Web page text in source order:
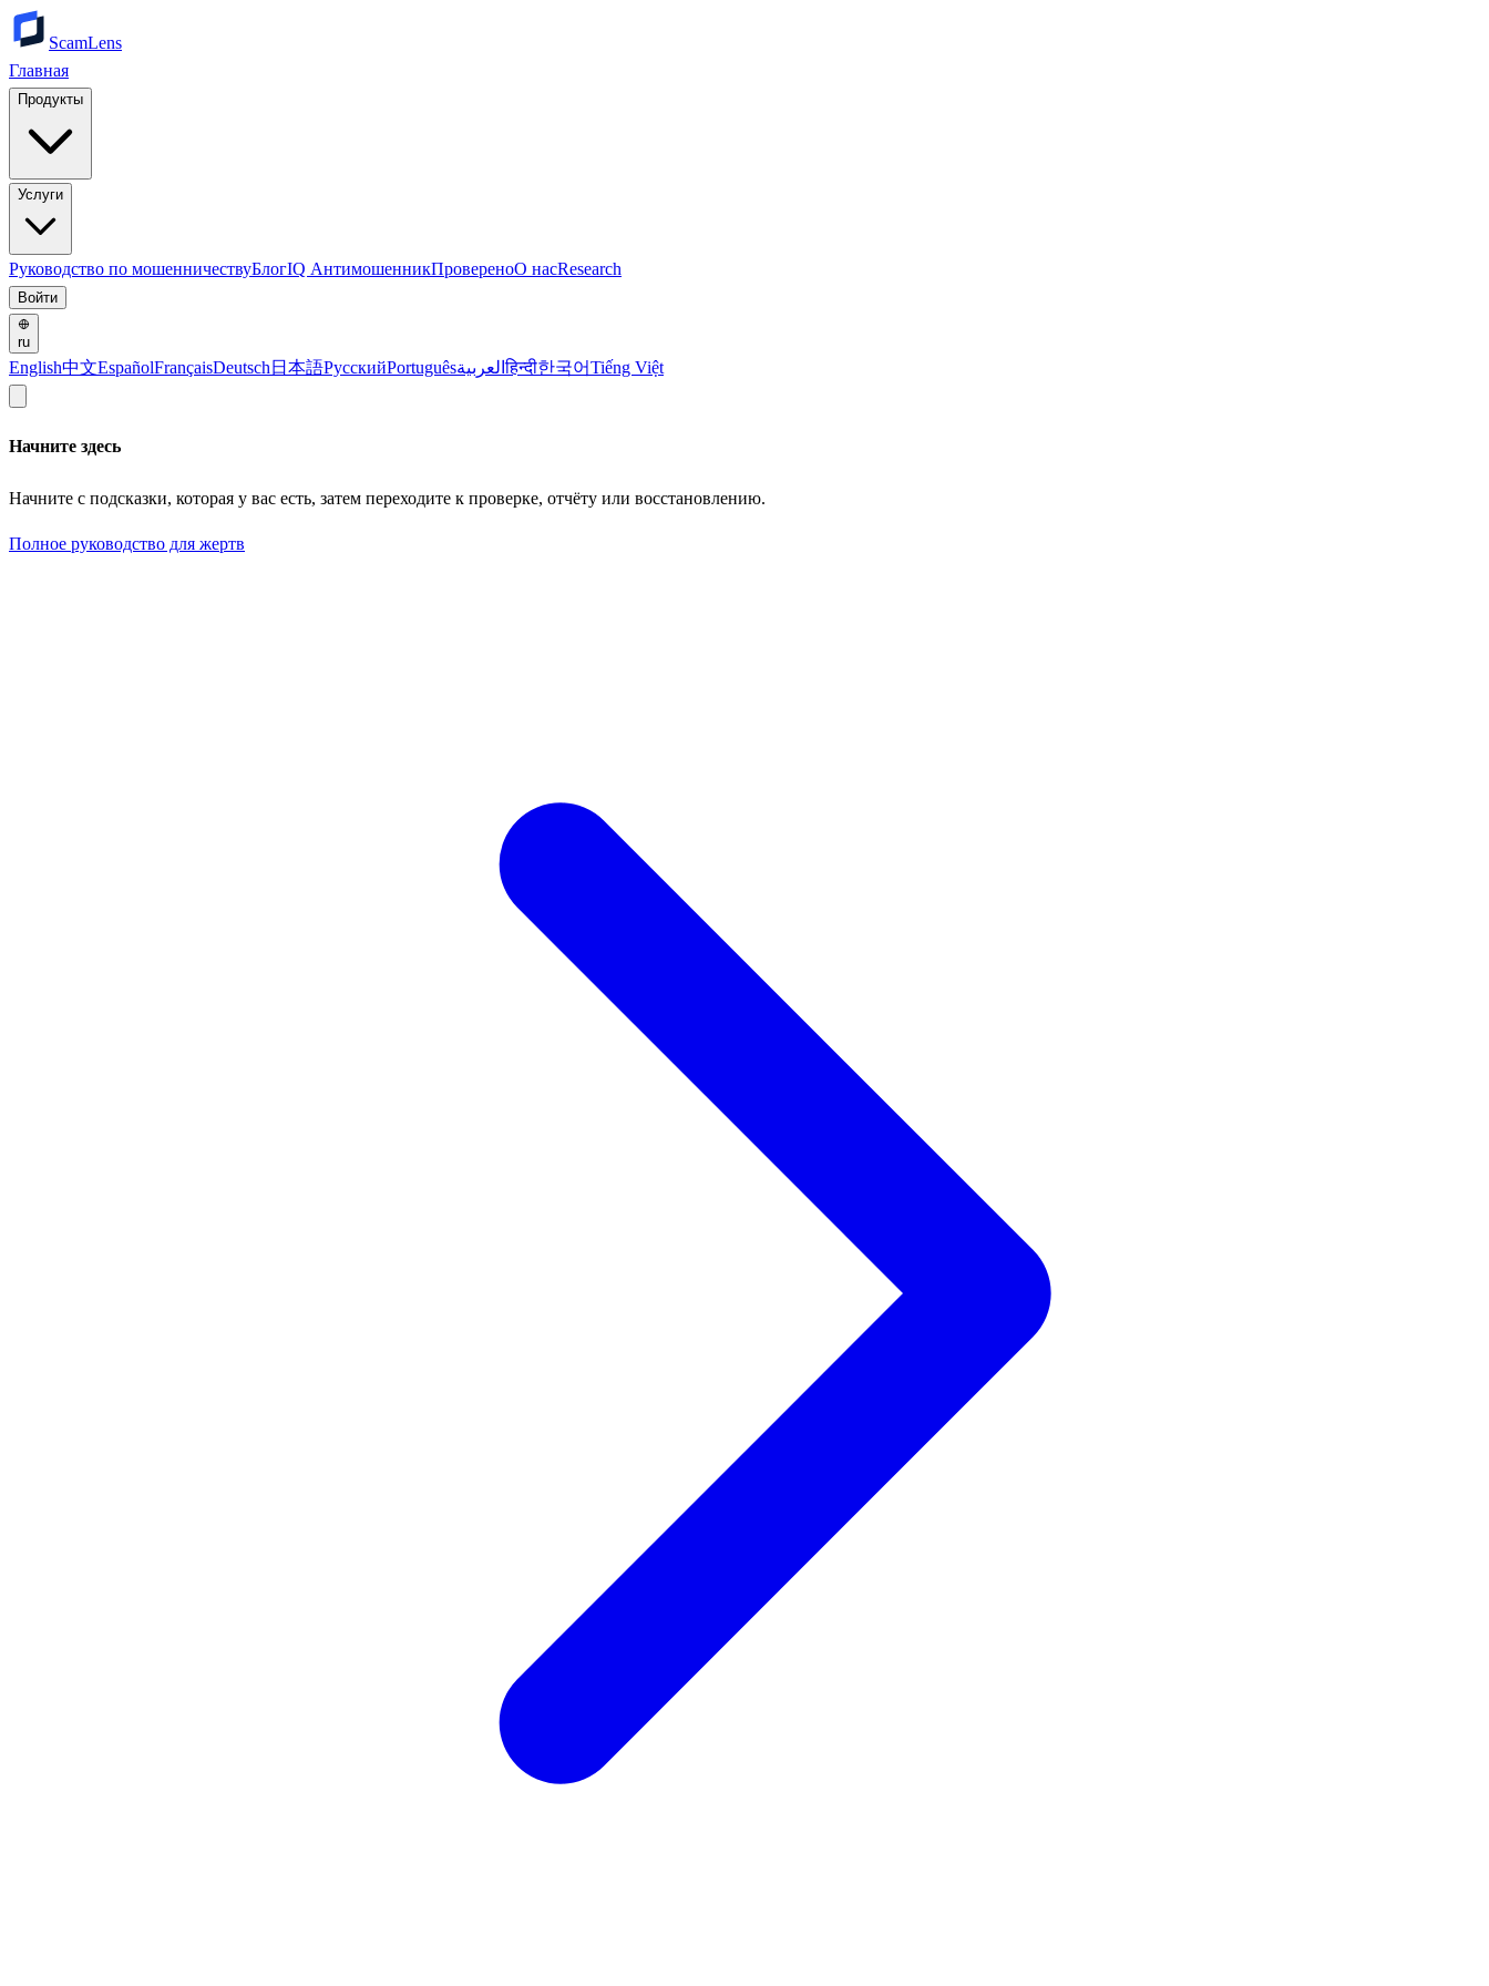
ScamLens
Главная
Продукты
Услуги
Руководство по мошенничествуБлогIQ АнтимошенникПровереноО насResearch
Войти
ru
English中文EspañolFrançaisDeutsch 日本語РусскийPortuguêsالعربيةहिन्दी한국어Tiếng Việt
Начните здесь
Начните с подсказки, которая у вас есть, затем переходите к проверке, отчёту или восстановлению.
Полное руководство для жертв